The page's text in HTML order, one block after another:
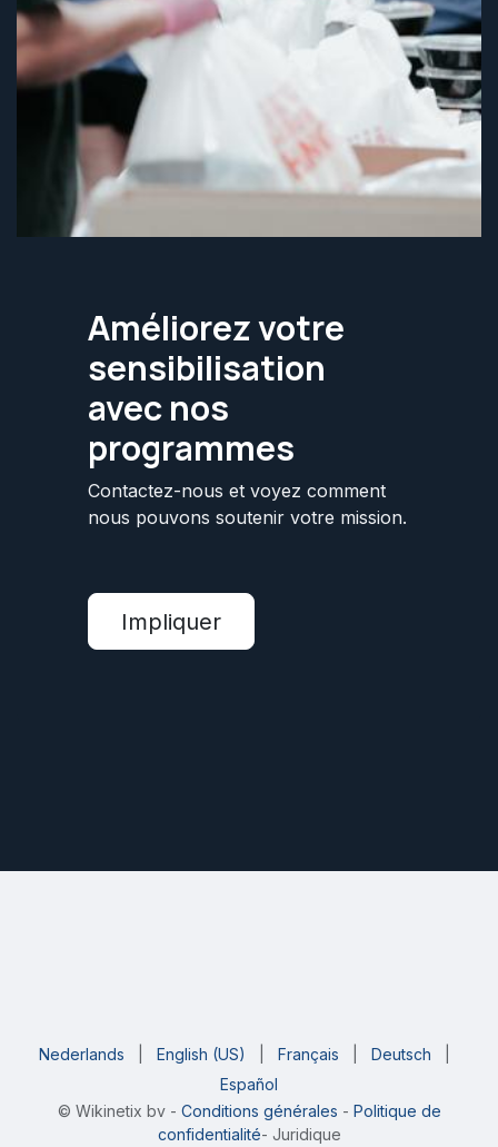
Améliorez votre
sensibilisation
avec nos
programmes
Contactez-nous et voyez comment
nous pouvons soutenir votre mission.
Impliquer
© Wikinetix bv- Conditions générales - Politique de
confidentialité- Juridique
Nederlands English (US) Français Deutsch
Español